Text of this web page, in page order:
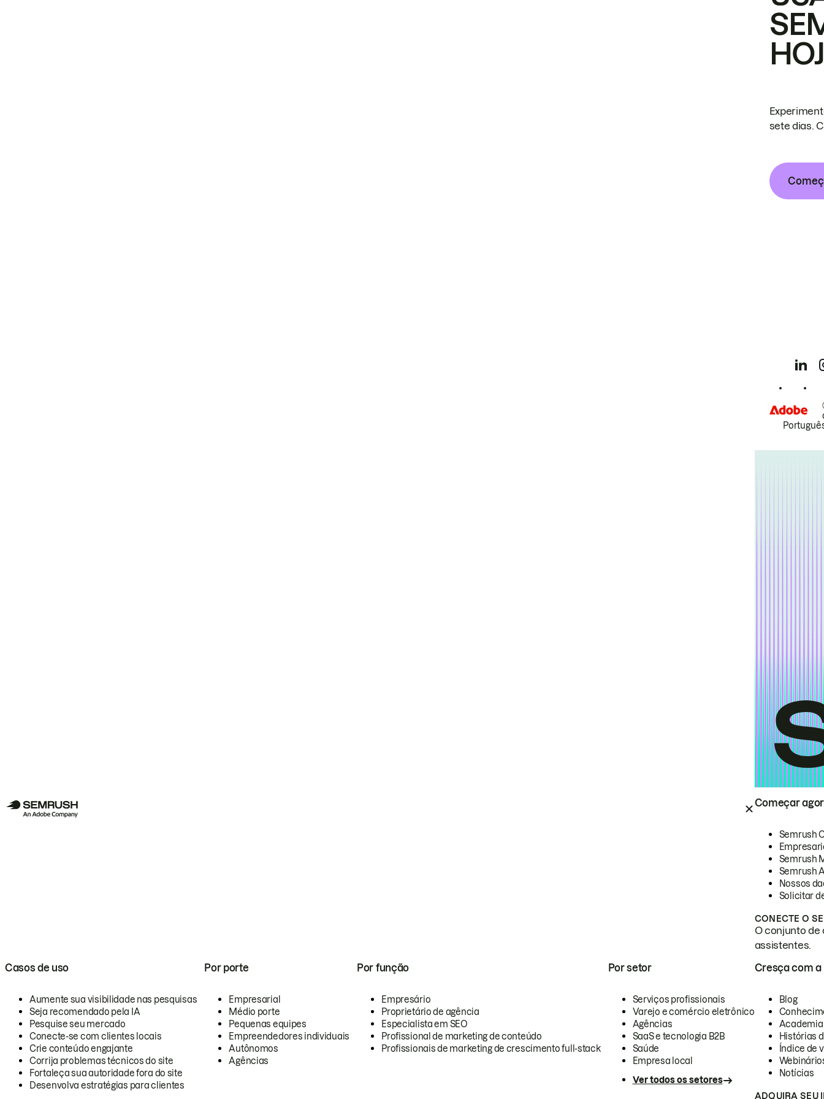
Começar
Semrush
Semrush
Semrush
Nossos
Solicitar
CONECTE O
O conjunto de
assistentes.
Casos de uso
Aumente sua visibilidade nas pesquisas
Seja recomendado pela IA
Pesquise seu mercado
Conecte-se com clientes locais
Crie conteúdo engajante
Corrija problemas técnicos do site
Fortaleça sua autoridade fora do site
Desenvolva estratégias para clientes
Por porte
Empresarial
Médio porte
Pequenas equipes
Empreendedores individuais
Autônomos
Agências
Por função
Empresário
Proprietário de agência
Especialista em SEO
Profissional de marketing de conteúdo
Profissionais de marketing de crescimento full-stack
Por setor
Serviços profissionais
Varejo e comércio eletrônico
Agências
SaaS e tecnologia B2B
Saúde
Empresa local
Ver todos os setores
Cresça com a
Blog
Academia
Histórias
Índice de
Notícias
ADQUIRA SEU
sete dias.